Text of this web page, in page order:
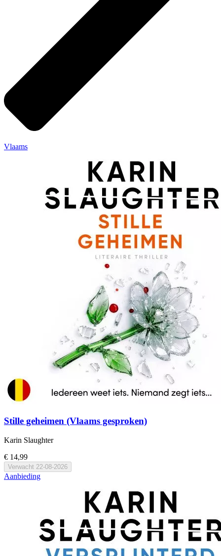
Vlaams
Stille geheimen (Vlaams gesproken)
Karin Slaughter
€ 14,99
Verwacht 22-08-2026
Aanbieding